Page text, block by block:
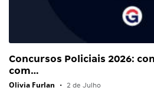
Concursos Policiais 2026:
com…
Olivia Furlan • 2 de Julho